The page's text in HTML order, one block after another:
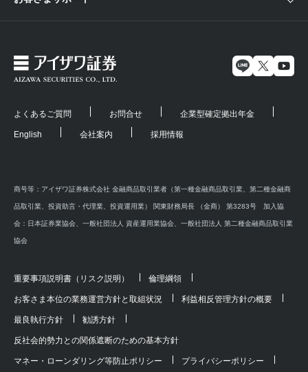
よくあるご質問 お問合せ 企業型確定拠出年金
English 会社案内 採用情報
商号等：アイザワ証券株式会社 金融商品取引業者（第一種金融商品取引業、第二種金融商
品取引業、投資助言・代理業、投資運用業） 関東財務局長 （金商） 第3283号 加入協
会：日本証券業協会、一般社団法人 資産運用業協会、一般社団法人 第二種金融商品取引業
協会
重要事項説明書（リスク説明） 倫理綱領
お客さま本位の業務運営方針と取組状況 利益相反管理方針の概要
最良執行方針 勧誘方針
反社会的勢力との関係遮断のための基本方針
マネー・ローンダリング等防止ポリシー プライバシーポリシー